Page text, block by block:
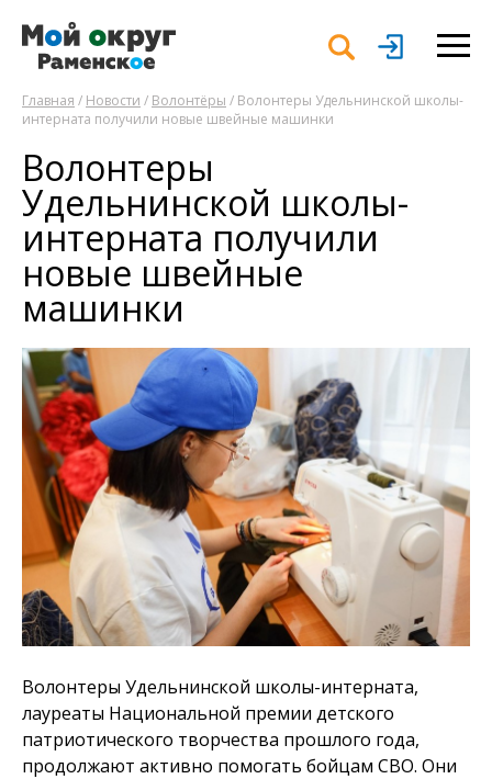
Главная / Новости / Волонтёры / Волонтеры Удельнинской школы-
интерната получили новые швейные машинки
Волонтеры
Удельнинской школы-
интерната получили
новые швейные
машинки
Волонтеры Удельнинской школы-интерната,
лауреаты Национальной премии детского
патриотического творчества прошлого года,
продолжают активно помогать бойцам СВО. Они